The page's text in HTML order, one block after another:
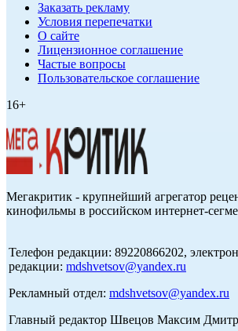
Заказать рекламу
Условия перепечатки
О сайте
Лицензионное соглашение
Частые вопросы
Пользовательское соглашение
16+
Мегакритик - крупнейший агрегатор
кинофильмы в российском интернет-
Телефон редакции: 89220866202,
редакции: mdshvetsov@yandex.ru
Рекламный отдел: mdshvetsov@yandex.ru
Главный редактор Швецов Максим